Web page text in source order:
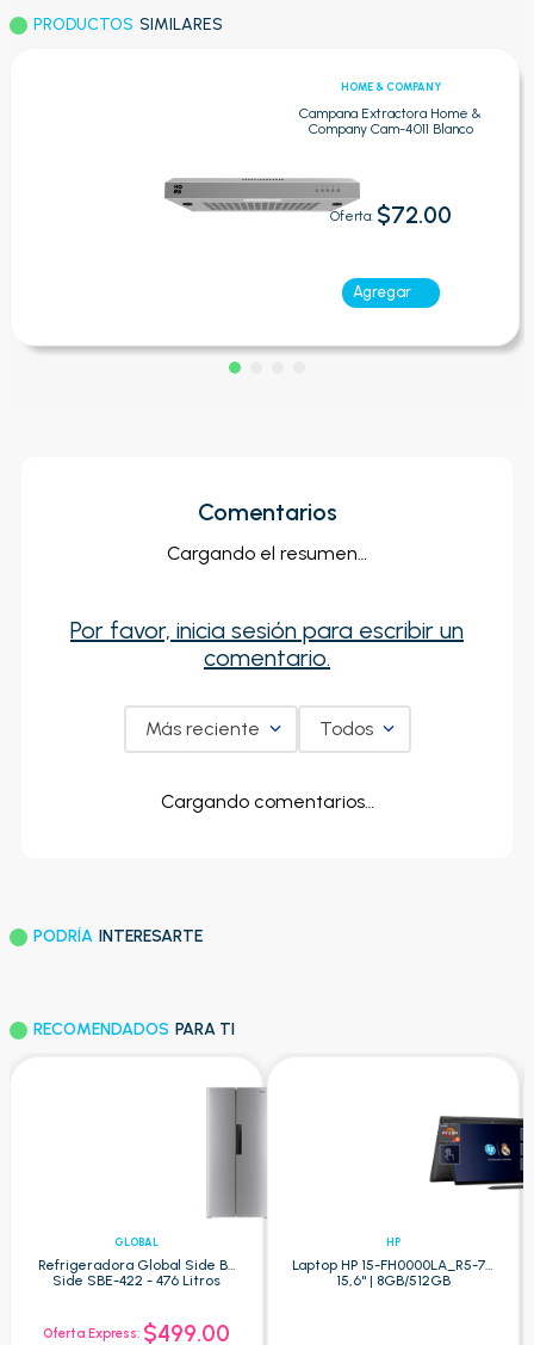
PRODUCTOS SIMILARES
HOME & COMPANY
Campana Extractora Home &
Company Cam-4011 Blanco
Oferta: $72.00
Agregar
Comentarios
Cargando el resumen…
Por favor, inicia sesión para escribir un
comentario.
Más reciente Todos
Cargando comentarios…
PODRÍA INTERESARTE
RECOMENDADOS PARA TI
GLOBAL
Refrigeradora Global Side By
Side SBE-422 - 476 Litros
Oferta Express: $499.00
HP
Laptop HP 15-FH0000LA_R5-7 -
15,6" | 8GB/512GB